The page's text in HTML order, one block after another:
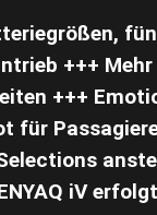
+++
+++
für
iV